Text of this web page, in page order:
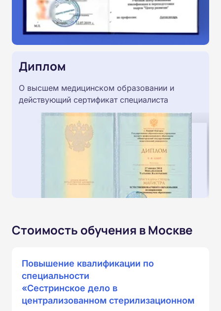
Диплом
О высшем медицинском образовании и
действующий сертификат специалиста
Стоимость обучения в Москве
Повышение квалификации по
специальности
«Сестринское дело в
централизованном стерилизационном